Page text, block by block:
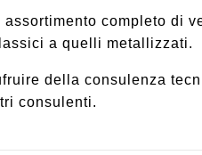
completo di
a quelli metallizzati.
della consulenza
consulenti.